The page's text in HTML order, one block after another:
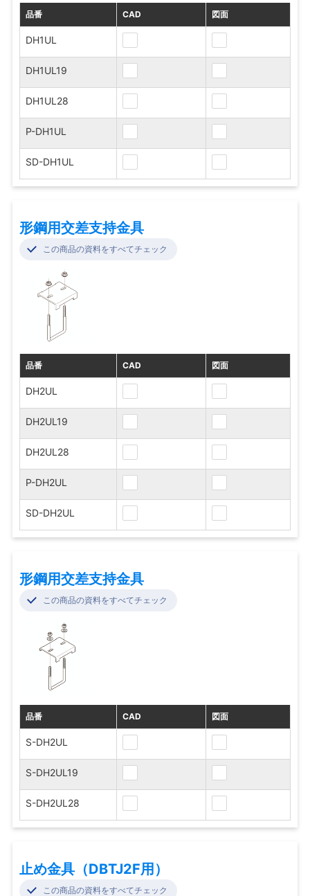
品番 CAD 図面
DH1UL
DH1UL19
DH1UL28
P-DH1UL
SD-DH1UL
形鋼用交差支持金具
この商品の資料をすべてチェック
品番 CAD 図面
DH2UL
DH2UL19
DH2UL28
P-DH2UL
SD-DH2UL
形鋼用交差支持金具
この商品の資料をすべてチェック
品番 CAD 図面
S-DH2UL
S-DH2UL19
S-DH2UL28
止め金具（DBTJ2F用）
この商品の資料をすべてチェック